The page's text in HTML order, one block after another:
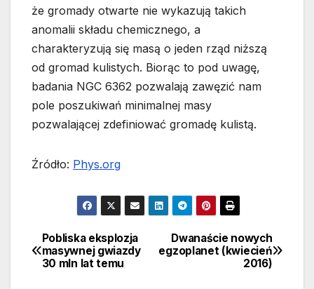
że gromady otwarte nie wykazują takich
anomalii składu chemicznego, a
charakteryzują się masą o jeden rząd niższą
od gromad kulistych. Biorąc to pod uwagę,
badania NGC 6362 pozwalają zawęzić nam
pole poszukiwań minimalnej masy
pozwalającej zdefiniować gromadę kulistą.
Źródło: Phys.org
Nawigacja
wpisu
Dwanaście nowych
egzoplanet (kwiecień
2016)
Pobliska eksplozja
masywnej gwiazdy
30 mln lat temu